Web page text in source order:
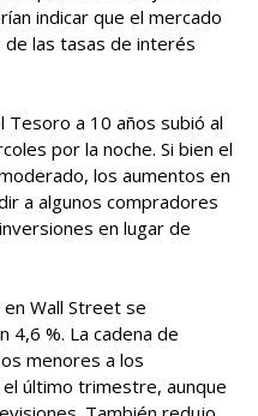
indicar que el mercado
las tasas de interés
Tesoro a 10 años subió al
por la noche. Si bien el
los aumentos en
a algunos compradores
en lugar de
Wall Street se
4,6 %. La cadena de
menores a los
último trimestre, aunque